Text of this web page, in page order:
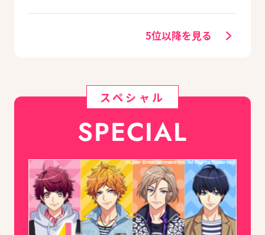
新》
5位以降を見る
スペシャル
SPECIAL